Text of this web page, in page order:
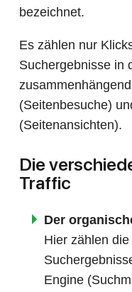
bezeichnet.
Es zählen nur
Suchergebnisse in
(Seitenbesuche)
(Seitenansichten).
Die
Traffic
Der
Hier zählen
Engine